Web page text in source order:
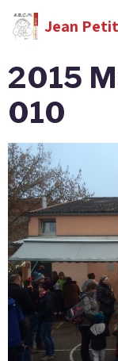
Jean
2015
010